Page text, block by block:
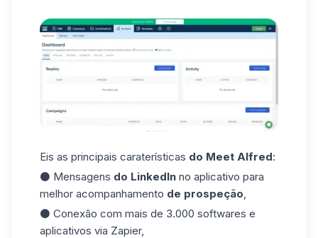
Eis as principais caraterísticas do Meet Alfred:
⚫ Mensagens do LinkedIn no aplicativo para
melhor acompanhamento de prospeção,
⚫ Conexão com mais de 3.000 softwares e
aplicativos via Zapier,